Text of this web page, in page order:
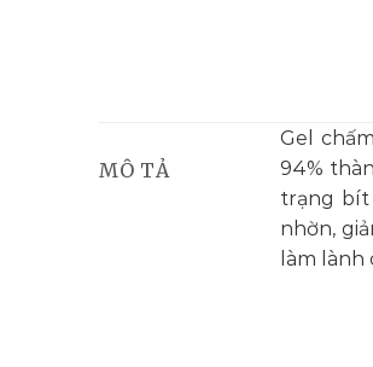
MÔ TẢ
Gel
94%
trạng bít
nhờn,
làm lành